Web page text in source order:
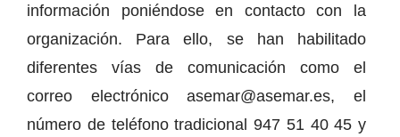
información poniéndose en contacto con la
organización. Para ello, se han habilitado
diferentes vías de comunicación como el
correo electrónico asemar@asemar.es, el
número de teléfono tradicional 947 51 40 45 y